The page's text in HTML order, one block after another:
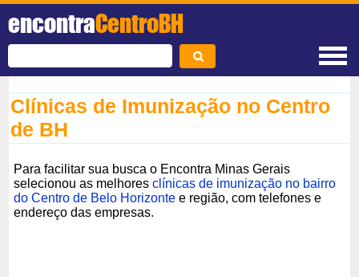
encontraCentroBH
Clínicas de Imunização no Centro
de BH
Para facilitar sua busca o Encontra Minas Gerais
selecionou as melhoresclínicas de imunização no bairro
do Centro de Belo Horizonte e região, com telefones e
endereço das empresas.